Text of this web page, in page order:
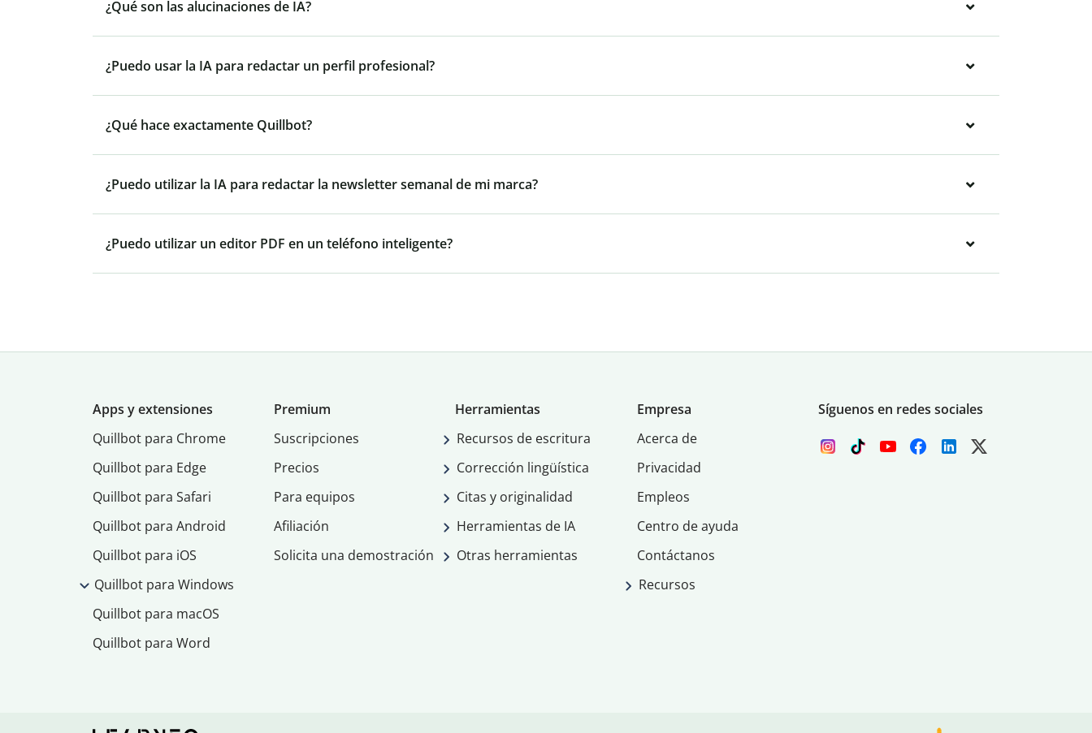
¿Qué son las alucinaciones de IA?
¿Puedo usar la IA para redactar un perfil profesional?
¿Qué hace exactamente Quillbot?
¿Puedo utilizar la IA para redactar la newsletter semanal de mi marca?
¿Puedo utilizar un editor PDF en un teléfono inteligente?
Apps y extensiones
Quillbot para Chrome
Quillbot para Edge
Quillbot para Safari
Quillbot para Android
Quillbot para iOS
Quillbot para Windows
Quillbot para macOS
Quillbot para Word
Premium
Suscripciones
Precios
Para equipos
Afiliación
Solicita una demostración
Herramientas
Recursos de escritura
Corrección lingüística
Citas y originalidad
Herramientas de IA
Otras herramientas
Empresa
Acerca de
Privacidad
Empleos
Centro de ayuda
Contáctanos
Recursos
Síguenos en redes sociales